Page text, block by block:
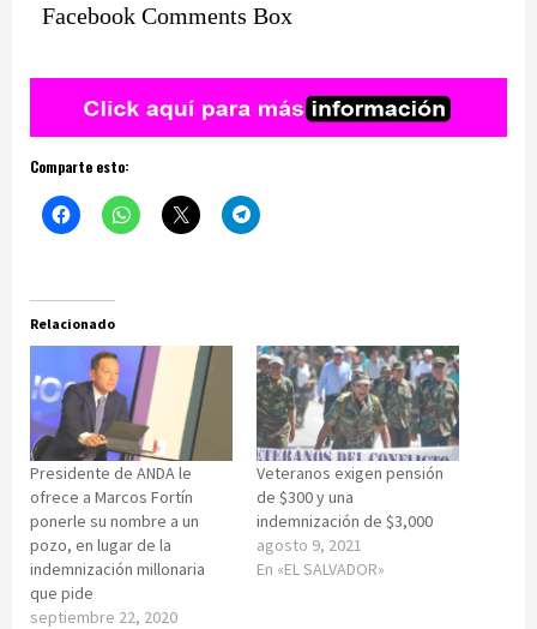
Facebook Comments Box
Comparte esto:
Relacionado
Presidente de ANDA le
ofrece a Marcos Fortín
ponerle su nombre a un
pozo, en lugar de la
indemnización millonaria
que pide
septiembre 22, 2020
Veteranos exigen pensión
de $300 y una
indemnización de $3,000
agosto 9, 2021
En «EL SALVADOR»